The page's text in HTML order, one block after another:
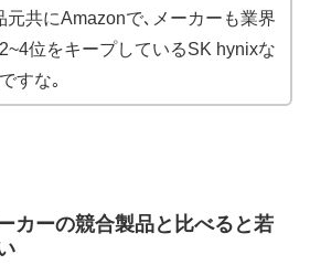
元共にAmazonで､メーカーも業界
位をキープしているSK hynixな
すな｡
カーの競合製品と比べると若